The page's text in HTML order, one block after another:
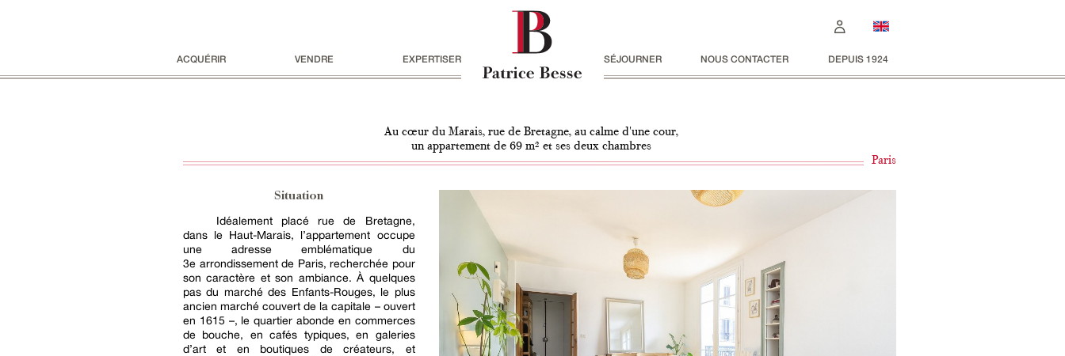
ACQUÉRIR VENDRE EXPERTISER SÉJOURNER NOUS CONTACTER DEPUIS 1924
Au cœur du Marais, rue de Bretagne, au calme d'une cour,
un appartement de 69 m² et ses deux chambres
Paris
Situation
Idéalement placé rue de Bretagne,
dans le Haut-Marais, l’appartement occupe
une adresse emblématique du
3e arrondissement de Paris, recherchée pour
son caractère et son ambiance. À quelques
pas du marché des Enfants-Rouges, le plus
ancien marché couvert de la capitale – ouvert
en 1615 –, le quartier abonde en commerces
de bouche, en cafés typiques, en galeries
d’art et en boutiques de créateurs, et